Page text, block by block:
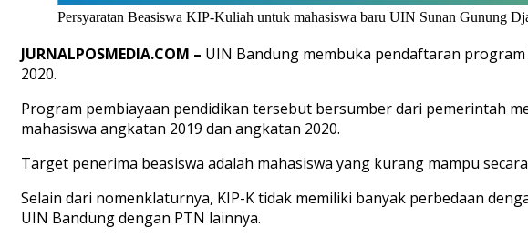
Persyaratan Beasiswa KIP-Kuliah untuk mahasiswa baru UIN Sunan Gunung
JURNALPOSMEDIA.COM – UIN Bandung membuka pendaftaran
2020.
Program pembiayaan pendidikan tersebut bersumber dari pemerintah
mahasiswa angkatan 2019 dan angkatan 2020.
Target penerima beasiswa adalah mahasiswa yang kurang mampu
Selain dari nomenklaturnya, KIP-K tidak memiliki banyak perbedaan
UIN Bandung dengan PTN lainnya.